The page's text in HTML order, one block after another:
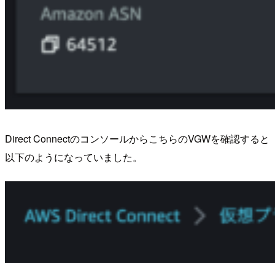
Direct ConnectのコンソールからこちらのVGWを確認すると
以下のようになっていました。